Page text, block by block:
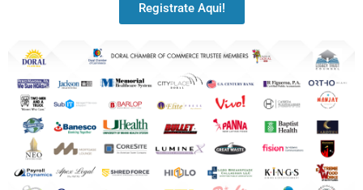
Registrate Aqui!